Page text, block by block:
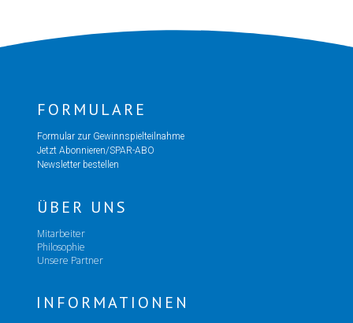
FORMULARE
Formular zur Gewinnspielteilnahme
Jetzt Abonnieren/SPAR-ABO
Newsletter bestellen
ÜBER UNS
Mitarbeiter
Philosophie
Unsere Partner
INFORMATIONEN